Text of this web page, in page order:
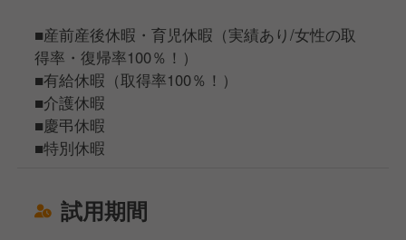
■産前産後休暇・育児休暇（実績あり/女性の取
得率・復帰率100％！）
■有給休暇（取得率100％！）
■介護休暇
■慶弔休暇
■特別休暇
試用期間